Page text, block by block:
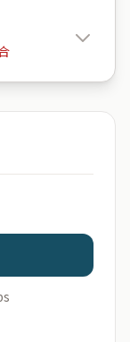
碇祥里碇
於伺服器